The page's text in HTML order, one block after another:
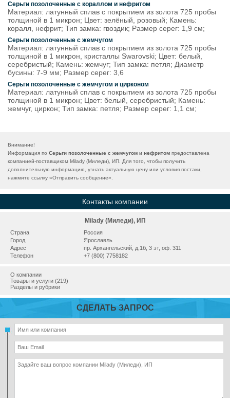
Серьги позолоченные с кораллом и нефритом
Материал: латунный сплав с покрытием из золота 725 пробы
толщиной в 1 микрон; Цвет: зелёный, розовый; Камень:
коралл, нефрит; Тип замка: гвоздик; Размер серег: 1,9 см;
Серьги позолоченные с жемчугом
Материал: латунный сплав с покрытием из золота 725 пробы
толщиной в 1 микрон, кристаллы Swarovski; Цвет: белый,
серебристый; Камень: жемчуг; Тип замка: петля; Диаметр
бусины: 7-9 мм; Размер серег: 3,6
Серьги позолоченные с жемчугом и цирконом
Материал: латунный сплав с покрытием из золота 725 пробы
толщиной в 1 микрон; Цвет: белый, серебристый; Камень:
жемчуг, циркон; Тип замка: петля; Размер серег: 1,1 см;
Внимание!
Информация по Серьги позолоченные с жемчугом и нефритом предоставлена
компанией-поставщиком Milady (Миледи), ИП. Для того, чтобы получить
дополнительную информацию, узнать актуальную цену или условия постаки,
нажмите ссылку «Отправить сообщение».
Контакты компании
Milady (Миледи), ИП
Страна
Россия
Город
Ярославль
Адрес
пр. Архангельский, д.1б, 3 эт, оф. 311
Телефон
+7 (800) 7758182
О компании
Товары и услуги (219)
Разделы и рубрики
СДЕЛАТЬ ЗАПРОС